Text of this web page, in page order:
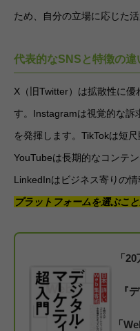
ため、自分の立場に応じた
代表的なSNSと特徴の違
X（旧Twitter）は拡散性に優
す。Instagramは視覚的な訴
を発揮します。TikTokは短
YouTubeは長期的なコンテ
LinkedInはビジネス寄りの情
プラットフォームを選ぶこ
「
『
「